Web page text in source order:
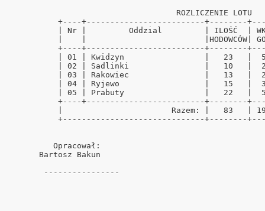
+----+-------------------------
| Nr |         Oddzial         | ILOŚĆ
|    |
+----+-------------------------
| 01 | Kwidzyn                 |   23
| 02 | Sadlinki                |   10
| 03 | Rakowiec                |   13
| 04 | Ryjewo                  |   15
| 05 | Prabuty                 |   22
+----+-------------------------
|                       Razem: |   83
+------------------------------
Opracował:
----------------